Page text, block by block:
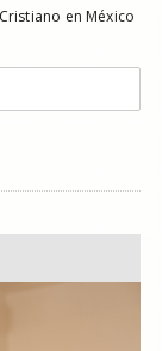
en México